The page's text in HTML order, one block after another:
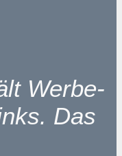
Werbe-
Das